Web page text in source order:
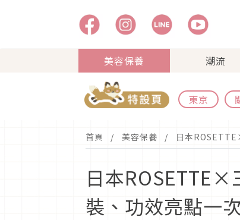
美容保養 潮流
東京
首頁 美容保養 日本
日本ROSETTE×
裝、功效亮點一